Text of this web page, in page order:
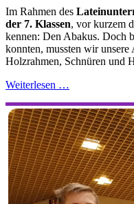
Im Rahmen des
der 7. Klassen, vor kurzem
kennen: Den Abakus. Doch
konnten, mussten wir unsere
Holzrahmen, Schnüren und
Weiterlesen …